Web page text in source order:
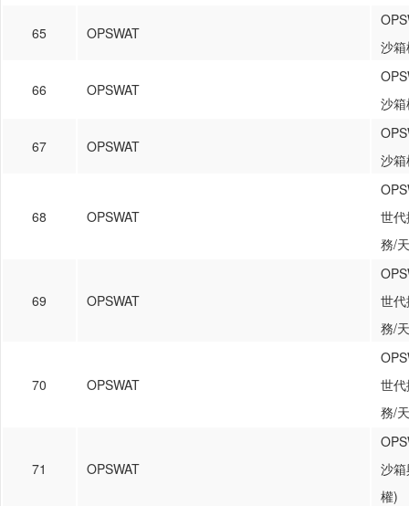
65 OPSWAT
沙
66 OPSWAT
沙
67 OPSWAT
沙
68 OPSWAT
世
務/
69 OPSWAT
世
務/
70 OPSWAT
世
務/
71 OPSWAT
沙
權)